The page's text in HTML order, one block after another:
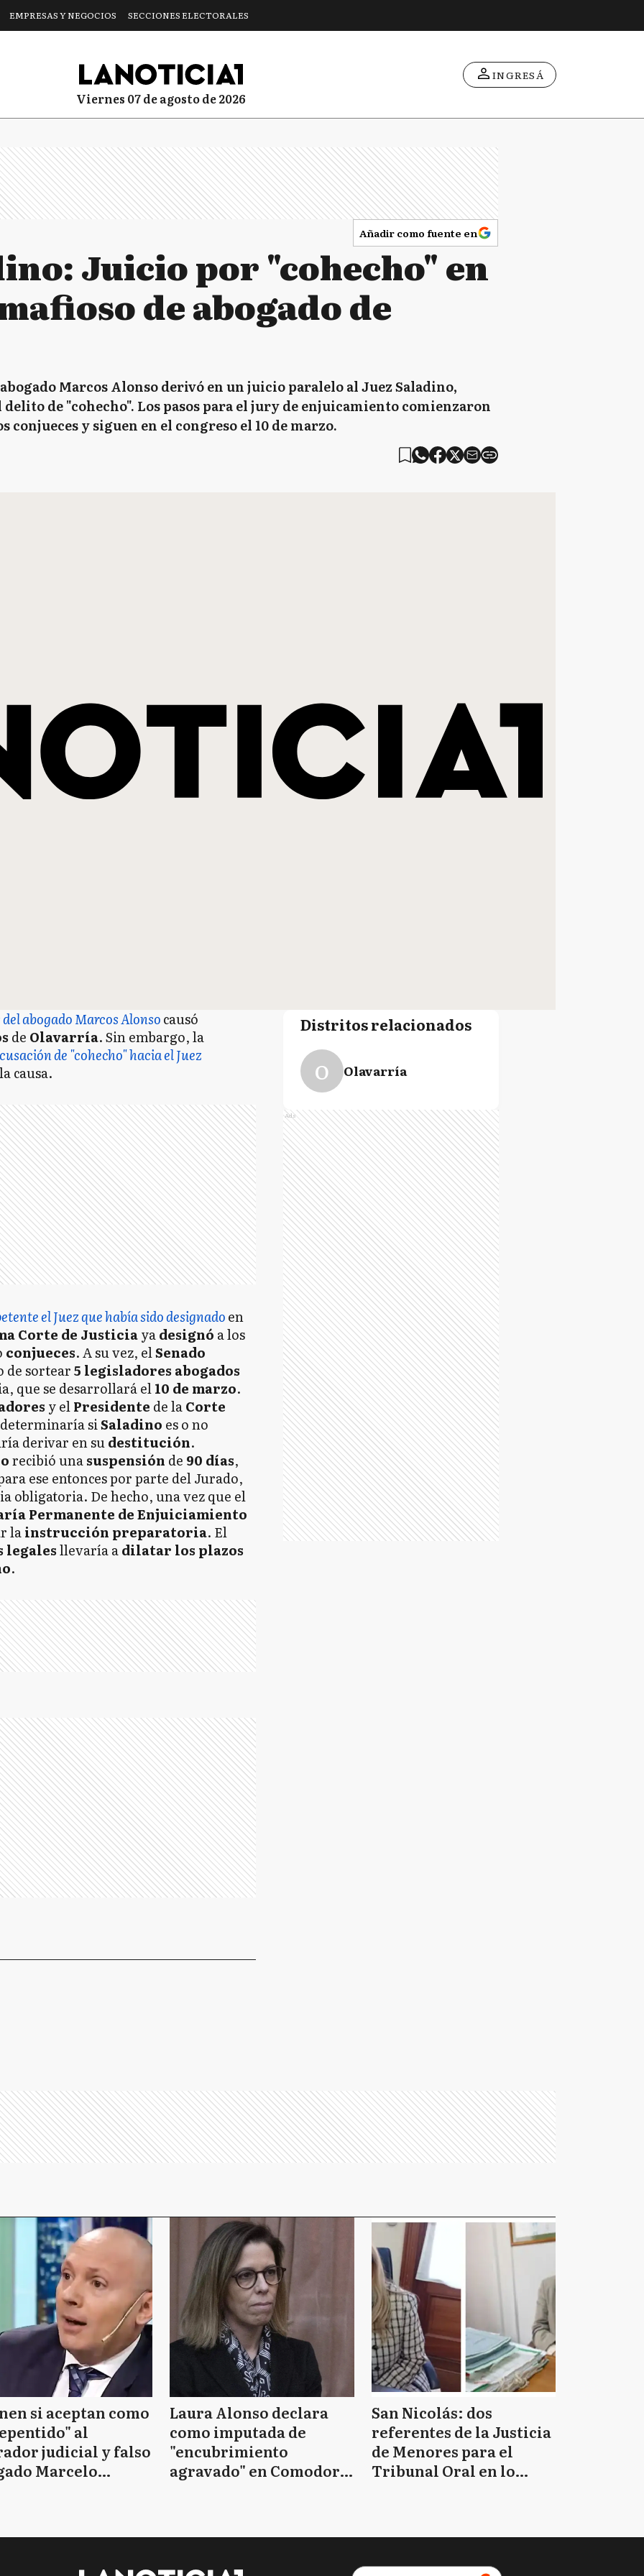
EMPRESAS Y NEGOCIOS SECCIONES ELECTORALES
viernes 07 de agosto de 2026
INGRESÁ
Añadir como fuente en
Juicio por "cohecho" en
de abogado de
Marcos Alonso derivó en un juicio paralelo al Juez Saladino,
de "cohecho". Los pasos para el jury de enjuicamiento comienzaron
y siguen en el congreso el 10 de marzo.
abogado Marcos Alonsocausó
de Olavarría. Sin embargo, la
de "cohecho" hacia el Juez
causa.
el Juez que había sido designadoen
Corte de Justiciayadesignó a los
conjueces. A su vez, elSenado
de sortear5 legisladores abogados
que se desarrollará el10 de marzo.
y elPresidente de laCorte
siSaladino es o no
derivar en sudestitución.
recibió unasuspensión de 90 días,
ese entonces por parte del Jurado,
obligatoria. De hecho, una vez que el
Permanente de Enjuiciamiento
lainstrucción preparatoria. El
legalesllevaría adilatar los plazos
.
Distritos relacionados
O Olavarría
Ads
si aceptan como
al
judicial y falso
Marcelo
Laura Alonso declara
como imputada de
"encubrimiento
agravado" en Comodoro
San Nicolás: dos
referentes de la Justicia
de Menores para el
Tribunal Oral en lo